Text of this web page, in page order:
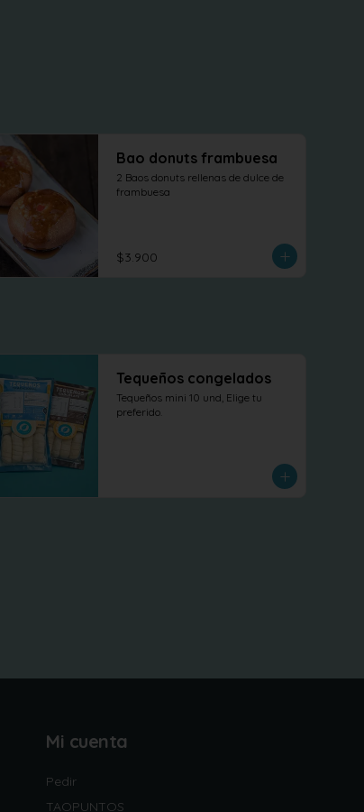
Bao donuts frambuesa
2 Baos donuts rellenas de dulce de
frambuesa
$3.900
Tequeños congelados
Tequeños mini 10 und, Elige tu
preferido.
Mi cuenta
Pedir
TAOPUNTOS